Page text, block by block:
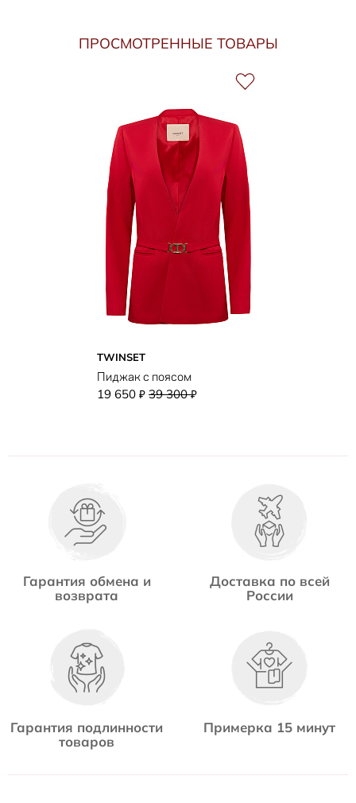
ПРОСМОТРЕННЫЕ ТОВАРЫ
TWINSET
Пиджак с поясом
19 650 ₽ 39 300₽
Гарантия обмена и
возврата
Доставка по всей
России
Гарантия подлинности
товаров
Примерка 15 минут